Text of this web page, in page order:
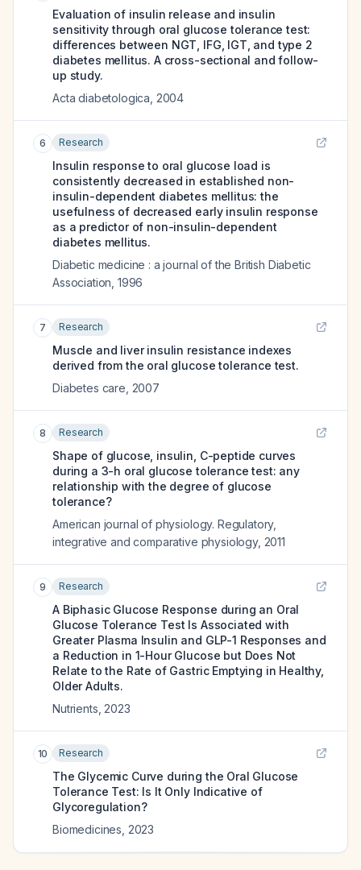
Evaluation of insulin release and insulin
sensitivity through oral glucose tolerance test:
differences between NGT, IFG, IGT, and type 2
diabetes mellitus. A cross-sectional and follow-
up study.
Acta diabetologica 2004
6 Research
Insulin response to oral glucose load is
consistently decreased in established non-
insulin-dependent diabetes mellitus: the
usefulness of decreased early insulin response
as a predictor of non-insulin-dependent
diabetes mellitus.
Diabetic medicine : a journal of the British Diabetic
Association 1996
7 Research
Muscle and liver insulin resistance indexes
derived from the oral glucose tolerance test.
Diabetes care 2007
8 Research
Shape of glucose, insulin, C-peptide curves
during a 3-h oral glucose tolerance test: any
relationship with the degree of glucose
tolerance?
American journal of physiology. Regulatory,
integrative and comparative physiology, 2011
9 Research
A Biphasic Glucose Response during an Oral
Glucose Tolerance Test Is Associated with
Greater Plasma Insulin and GLP-1 Responses and
a Reduction in 1-Hour Glucose but Does Not
Relate to the Rate of Gastric Emptying in Healthy,
Older Adults.
Nutrients 2023
10 Research
The Glycemic Curve during the Oral Glucose
Tolerance Test: Is It Only Indicative of
Glycoregulation?
Biomedicines 2023